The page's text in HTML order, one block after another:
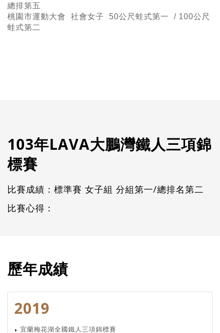
總排第五
桃園市運動大會 社會女子 50公尺蛙式第一 / 100公尺
蛙式第二
103年LAVA大鵬灣鐵人三項錦
標賽
比賽成績：標準賽 女子組 分組第一/總排名第二
比賽心得：
歷年成績
2019
宜蘭梅花湖全國鐵人三項錦標賽